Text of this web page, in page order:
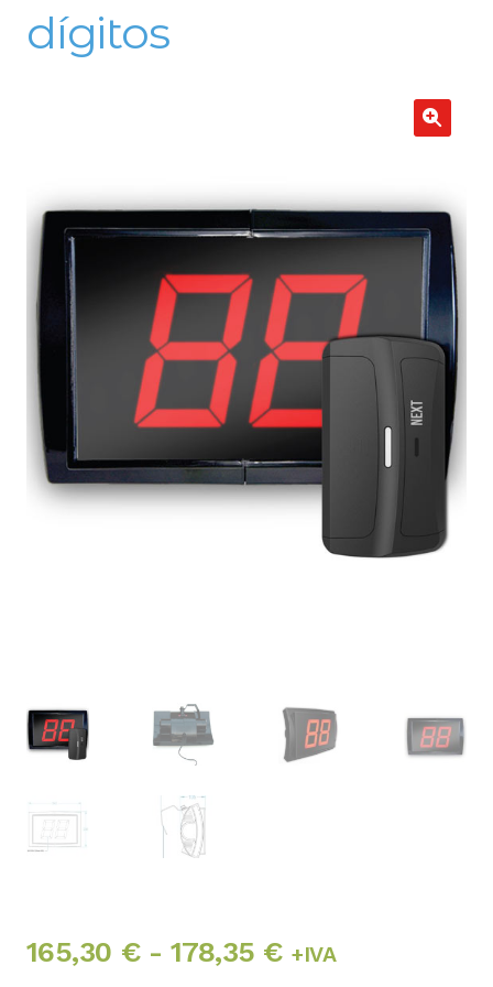
dígitos
165,30 € - 178,35 €Rango
+IVA